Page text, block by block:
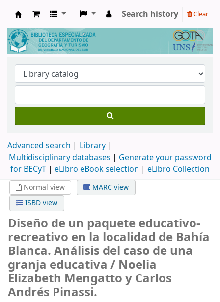
Biblioteca de Geografía y Turismo
Search history Clear
Advanced search
Library
Multidisciplinary databases | Generate your password
for BECyT | eLibro eBook selection | eLibro Collection
Normal view
MARC view
ISBD view
Diseño de un paquete educativo-
recreativo en la localidad de Bahía
Blanca. Análisis del caso de una
granja educativa / Noelia
Elizabeth Mengatto y Carlos
Andrés Pinassi.